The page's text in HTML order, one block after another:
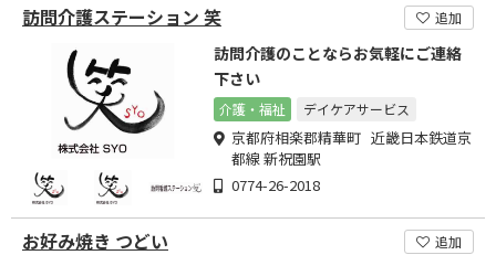
訪問介護ステーション 笑 追加
訪問介護のことならお気軽にご連絡
下さい
介護・福祉 デイケアサービス
京都府相楽郡精華町 近畿日本鉄道京
都線 新祝園駅
0774-26-2018
お好み焼き つどい 追加